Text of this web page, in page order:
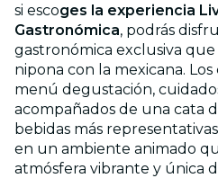
si escoges la experiencia
Gastronómica, podrás
gastronómica exclusiva
nipona con la mexicana.
menú degustación,
acompañados de una cata
bebidas más
en un ambiente animado
atmósfera vibrante y única